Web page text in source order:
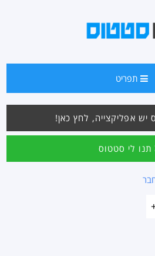
תפריט
אפליקצייה, לחץ כאן!
תנו לי סטטוס